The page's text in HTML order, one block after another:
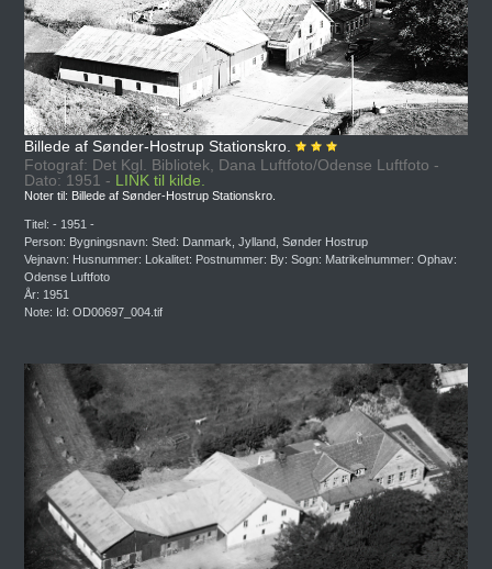
Billede af Sønder-Hostrup Stationskro.
Fotograf: Det Kgl. Bibliotek, Dana Luftfoto/Odense Luftfoto -
Dato: 1951 - LINK til kilde.
Noter til: Billede af Sønder-Hostrup Stationskro.
Titel: - 1951 -
Person: Bygningsnavn: Sted: Danmark, Jylland, Sønder Hostrup
Vejnavn: Husnummer: Lokalitet: Postnummer: By: Sogn: Matrikelnummer: Ophav:
Odense Luftfoto
År: 1951
Note: Id: OD00697_004.tif